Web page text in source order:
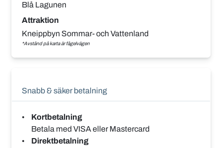
Blå Lagunen
Attraktion
Kneippbyn Sommar- och Vattenland
*Avstånd på karta är fågelvägen
Snabb & säker betalning
Kortbetalning
Betala med VISA eller Mastercard
Direktbetalning